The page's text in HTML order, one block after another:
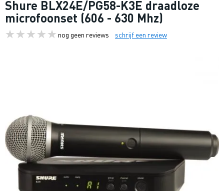
Shure BLX24E/PG58-K3E draadloze
microfoonset (606 - 630 Mhz)
nog geen reviews schrijf een review